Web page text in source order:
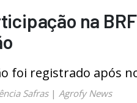
na
foi registrado após
Safras| Agrofy News